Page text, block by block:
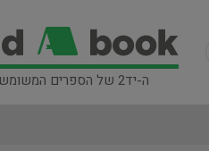
ה-יד2 של הספרים המשומשים